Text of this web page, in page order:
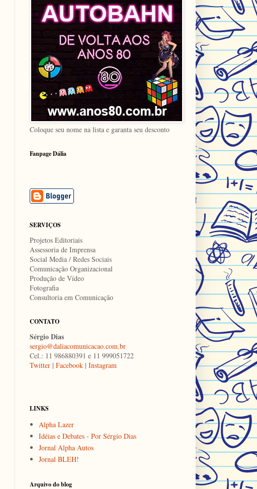
Coloque seu nome na lista e garanta seu desconto
Fanpage Dália
SERVIÇOS
Projetos Editoriais
Assessoria de Imprensa
Social Media / Redes Sociais
Comunicação Organizacional
Produção de Vídeo
Fotografia
Consultoria em Comunicação
CONTATO
Sérgio Dias
sergio@daliacomunicacao.com.br
Cel.: 11 986880391 e 11 999051722
Twitter | Facebook | Instagram
LINKS
Alpha Lazer
Idéias e Debates - Por Sérgio Dias
Jornal Alpha Autos
Jornal BLEH!
Arquivo do blog